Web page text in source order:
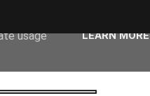
agent
usage
LEARN MORE